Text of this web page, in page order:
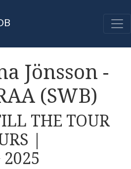
Jönsson -
(SWB)
THE TOUR
|